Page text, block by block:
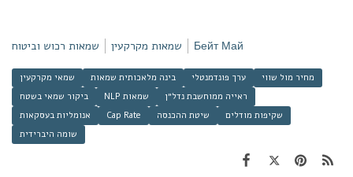
שמאות מקרקעין שמאות רכוש וביטוח Бейт Май
שמאי מקרקעין בינה מלאכותית שמאות ערך פונדמנטלי
מחיר מול שווי
ביקור שמאי בשטח
NLP שמאות
ראייה ממוחשבת נדל״ן
אנומליות בעסקאות
Cap Rate שיטת ההכנסה
שקיפות מודלים
שומה היברידית